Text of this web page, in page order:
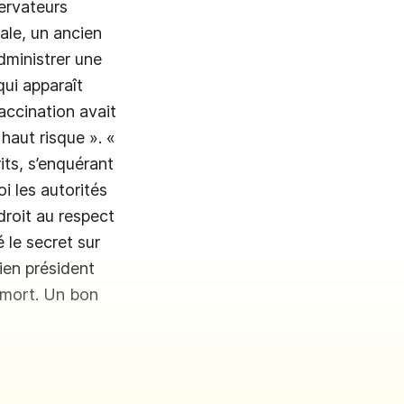
un ancien
une
apparaît
avait
risque ». «
s’enquérant
les autorités
au respect
le secret sur
président
Un bon